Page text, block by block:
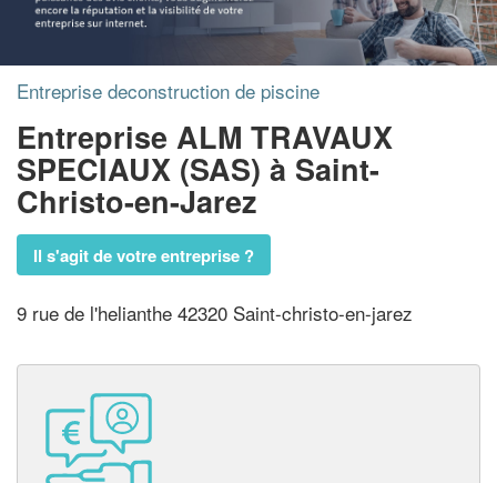
Entreprise deconstruction de piscine
Entreprise ALM TRAVAUX
SPECIAUX (SAS) à Saint-
Christo-en-Jarez
Il s'agit de votre entreprise ?
9 rue de l'helianthe 42320 Saint-christo-en-jarez